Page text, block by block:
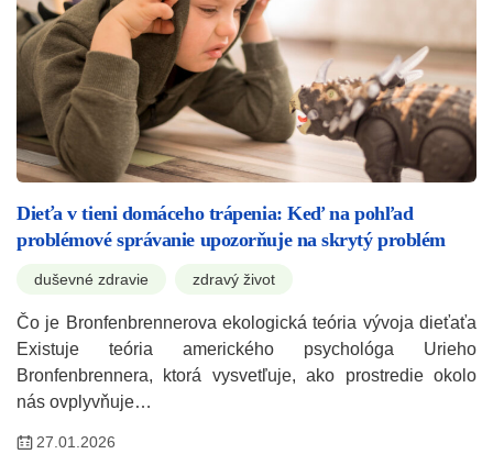
Dieťa v tieni domáceho trápenia: Keď na pohľad
problémové správanie upozorňuje na skrytý problém
duševné zdravie zdravý život
Čo je Bronfenbrennerova ekologická teória vývoja dieťaťa
Existuje teória amerického psychológa Urieho
Bronfenbrennera, ktorá vysvetľuje, ako prostredie okolo
nás ovplyvňuje…
27.01.2026